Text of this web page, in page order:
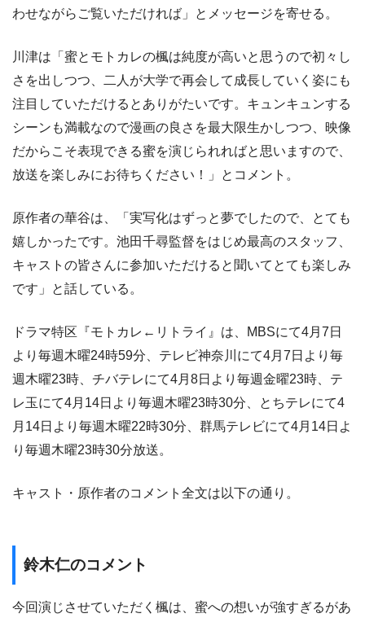
わせながらご覧いただければ」とメッセージを寄せる。
川津は「蜜とモトカレの楓は純度が高いと思うので初々し
さを出しつつ、二人が大学で再会して成長していく姿にも
注目していただけるとありがたいです。キュンキュンする
シーンも満載なので漫画の良さを最大限生かしつつ、映像
だからこそ表現できる蜜を演じられればと思いますので、
放送を楽しみにお待ちください！」とコメント。
原作者の華谷は、「実写化はずっと夢でしたので、とても
嬉しかったです。池田千尋監督をはじめ最高のスタッフ、
キャストの皆さんに参加いただけると聞いてとても楽しみ
です」と話している。
ドラマ特区『モトカレ←リトライ』は、MBSにて4月7日
より毎週木曜24時59分、テレビ神奈川にて4月7日より毎
週木曜23時、チバテレにて4月8日より毎週金曜23時、テ
レ玉にて4月14日より毎週木曜23時30分、とちテレにて4
月14日より毎週木曜22時30分、群馬テレビにて4月14日よ
り毎週木曜23時30分放送。
キャスト・原作者のコメント全文は以下の通り。
鈴木仁のコメント
今回演じさせていただく楓は、蜜への想いが強すぎるがあ